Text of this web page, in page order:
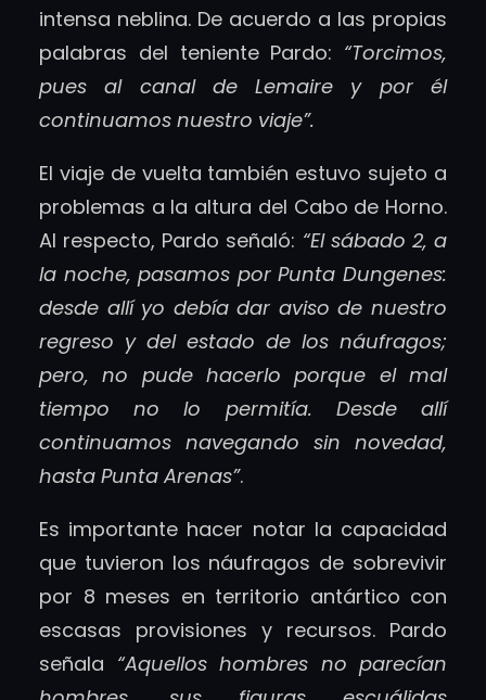
intensa neblina. De acuerdo a las propias
palabras del teniente Pardo: “Torcimos,
pues al canal de Lemaire y por él
continuamos nuestro viaje”.
El viaje de vuelta también estuvo sujeto a
problemas a la altura del Cabo de Horno.
Al respecto, Pardo señaló: “El sábado 2, a
la noche, pasamos por Punta Dungenes:
desde allí yo debía dar aviso de nuestro
regreso y del estado de los náufragos;
pero, no pude hacerlo porque el mal
tiempo no lo permitía. Desde allí
continuamos navegando sin novedad,
hasta Punta Arenas”.
Es importante hacer notar la capacidad
que tuvieron los náufragos de sobrevivir
por 8 meses en territorio antártico con
escasas provisiones y recursos. Pardo
señala “Aquellos hombres no parecían